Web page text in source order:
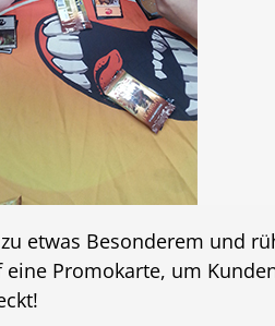
etwas Besonderem und
Promokarte, um